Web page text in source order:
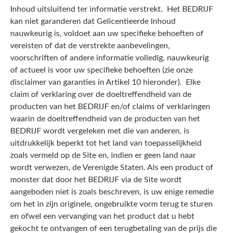
Inhoud uitsluitend ter informatie verstrekt. Het BEDRIJF
kan niet garanderen dat Gelicentieerde Inhoud
nauwkeurig is, voldoet aan uw specifieke behoeften of
vereisten of dat de verstrekte aanbevelingen,
voorschriften of andere informatie volledig, nauwkeurig
of actueel is voor uw specifieke behoeften (zie onze
disclaimer van garanties in Artikel 10 hieronder). Elke
claim of verklaring over de doeltreffendheid van de
producten van het BEDRIJF en/of claims of verklaringen
waarin de doeltreffendheid van de producten van het
BEDRIJF wordt vergeleken met die van anderen, is
uitdrukkelijk beperkt tot het land van toepasselijkheid
zoals vermeld op de Site en, indien er geen land naar
wordt verwezen, de Verenigde Staten. Als een product of
monster dat door het BEDRIJF via de Site wordt
aangeboden niet is zoals beschreven, is uw enige remedie
om het in zijn originele, ongebruikte vorm terug te sturen
en ofwel een vervanging van het product dat u hebt
gekocht te ontvangen of een terugbetaling van de prijs die